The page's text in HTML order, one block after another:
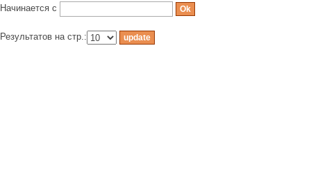
Начинается с
Результатов на стр.: